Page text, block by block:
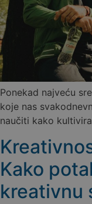
Ponekad najveću
koje nas
naučiti kako
Kako
kreativnu